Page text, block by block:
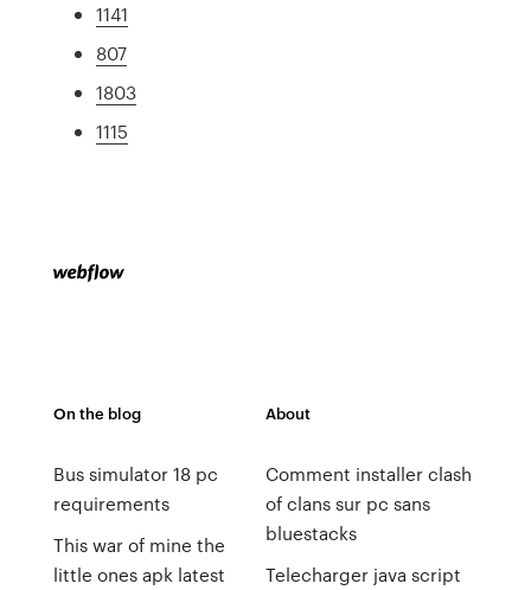
1141
807
1803
1115
On the blog
Bus simulator 18 pc
requirements
This war of mine the
little ones apk latest
About
Comment installer clash
of clans sur pc sans
bluestacks
Telecharger java script